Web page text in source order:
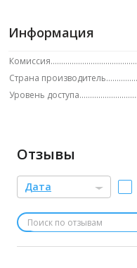
Информация
Комиссия
Страна производитель
Уровень доступа
Отзывы
Дата